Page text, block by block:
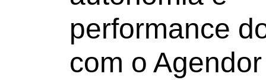
performance
com o Agendor